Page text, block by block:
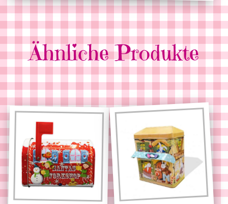
Ähnliche Produkte